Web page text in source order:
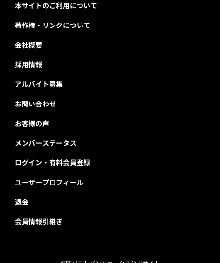
本サイトのご利用について
著作権・リンクについて
会社概要
採用情報
アルバイト募集
お問い合わせ
お客様の声
メンバーステータス
ログイン・有料会員登録
ユーザープロフィール
退会
会員情報引継ぎ